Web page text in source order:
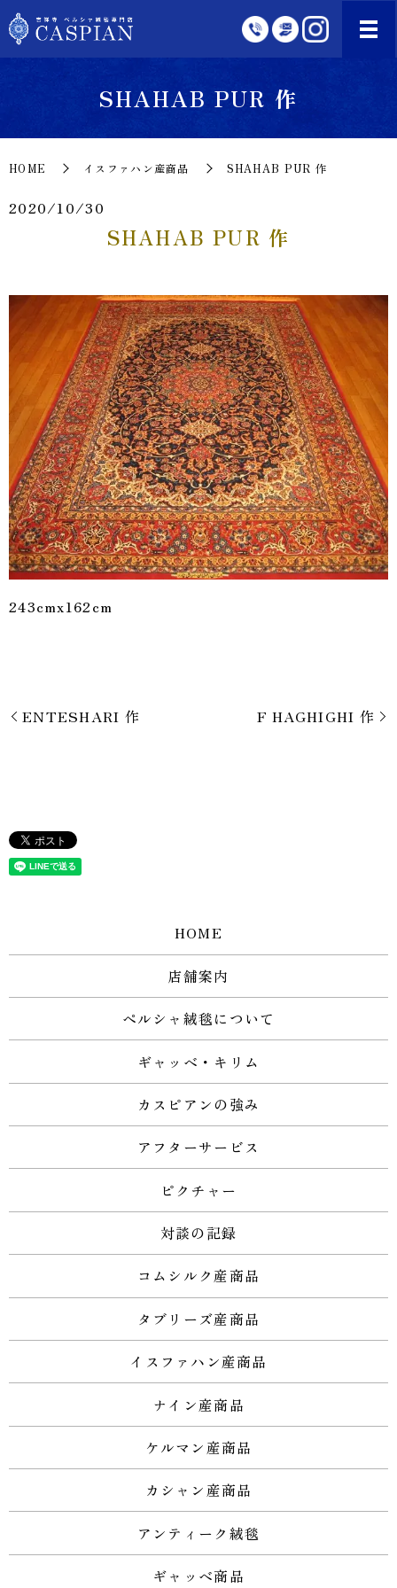
SHAHAB PUR 作
HOME イスファハン産商品 SHAHAB PUR 作
2020/10/30
SHAHAB PUR 作
243cmx162cm
ENTESHARI 作 F HAGHIGHI 作
HOME
店舗案内
ペルシャ絨毯について
ギャッベ・キリム
カスピアンの強み
アフターサービス
ピクチャー
対談の記録
コムシルク産商品
タブリーズ産商品
イスファハン産商品
ナイン産商品
ケルマン産商品
カシャン産商品
アンティーク絨毯
ギャッベ商品